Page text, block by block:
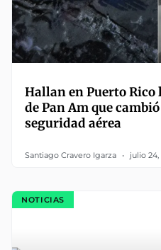
Hallan en Puerto Rico
de Pan Am que
seguridad aérea
Santiago Cravero Igarza julio 24,
NOTICIAS